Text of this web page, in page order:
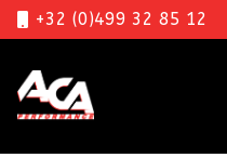
+32 (0)499 32 85 12